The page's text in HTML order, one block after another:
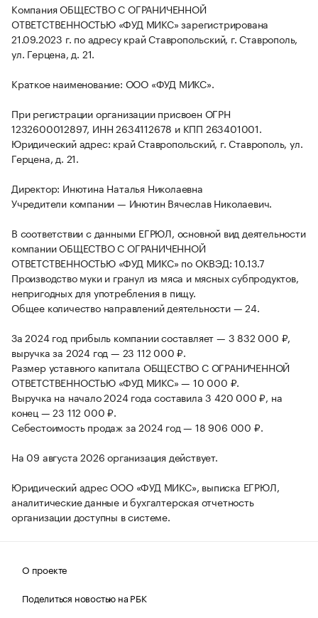
Компания ОБЩЕСТВО С ОГРАНИЧЕННОЙ
ОТВЕТСТВЕННОСТЬЮ «ФУД МИКС» зарегистрирована
21.09.2023 г. по адресу край Ставропольский, г. Ставрополь,
ул. Герцена, д. 21.
Краткое наименование: ООО «ФУД МИКС».
При регистрации организации присвоен ОГРН
1232600012897, ИНН 2634112678 и КПП 263401001.
Юридический адрес: край Ставропольский, г. Ставрополь, ул.
Герцена, д. 21.
Директор: Инютина Наталья Николаевна
Учредители компании — Инютин Вячеслав Николаевич.
В соответствии с данными ЕГРЮЛ, основной вид деятельности
компании ОБЩЕСТВО С ОГРАНИЧЕННОЙ
ОТВЕТСТВЕННОСТЬЮ «ФУД МИКС» по ОКВЭД: 10.13.7
Производство муки и гранул из мяса и мясных субпродуктов,
непригодных для употребления в пищу.
Общее количество направлений деятельности — 24.
За 2024 год прибыль компании составляет — 3 832 000 ₽,
выручка за 2024 год — 23 112 000 ₽.
Размер уставного капитала ОБЩЕСТВО С ОГРАНИЧЕННОЙ
ОТВЕТСТВЕННОСТЬЮ «ФУД МИКС» — 10 000 ₽.
Выручка на начало 2024 года составила 3 420 000 ₽, на
конец — 23 112 000 ₽.
Себестоимость продаж за 2024 год — 18 906 000 ₽.
На 09 августа 2026 организация действует.
Юридический адрес ООО «ФУД МИКС», выписка ЕГРЮЛ,
аналитические данные и бухгалтерская отчетность
организации доступны в системе.
О проекте
Поделиться новостью на РБК